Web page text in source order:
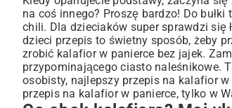
na coś innego? Proszę bardzo! Do
chili. Dla dzieciaków super sprawdzi się
dzieci przepis to świetny sposób, żeby
zrobić kalafior w panierce bez jajek.
przypominającego ciasto naleśnikowe.
osobisty, najlepszy przepis na kalafior
przepis na kalafior w panierce, tylko w